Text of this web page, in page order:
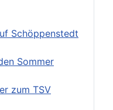
Schöppenstedt
Sommer
zum TSV